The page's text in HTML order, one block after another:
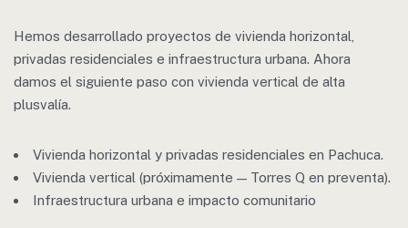
Hemos desarrollado proyectos de vivienda horizontal,
privadas residenciales e infraestructura urbana. Ahora
damos el siguiente paso con vivienda vertical de alta
plusvalía.
Vivienda horizontal y privadas residenciales en Pachuca.
Vivienda vertical (próximamente — Torres Q en preventa).
Infraestructura urbana e impacto comunitario